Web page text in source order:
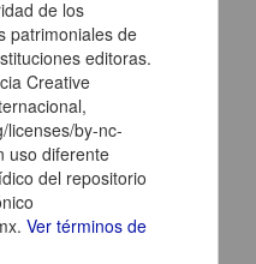
poética como ahora
sobre América
de los
patrimoniales de
editoras.
Creative
licenses/by-nc-
uso diferente
del repositorio
Ver términos de